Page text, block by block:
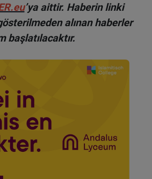
’ya aittir. Haberin linki
alınan haberler
başlatılacaktır.